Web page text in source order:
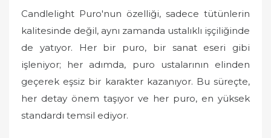
Candlelight Puro'nun özelliği, sadece tütünlerin
kalitesinde değil, aynı zamanda ustalıklı işçiliğinde
de yatıyor. Her bir puro, bir sanat eseri gibi
işleniyor; her adımda, puro ustalarının elinden
geçerek eşsiz bir karakter kazanıyor. Bu süreçte,
her detay önem taşıyor ve her puro, en yüksek
standardı temsil ediyor.